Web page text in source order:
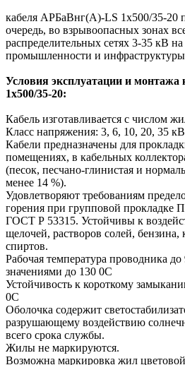
кабеля АРБаВнг(A)-LS 1х500/35-20
очередь, во взрывоопасных зонах
распределительных сетях 3-35 кВ на
промышленности и
Условия эксплуатации и
1х500/35-20:
Кабель изготавливается с числом
Класс напряжения: 3, 6, 10, 20, 35
Кабели предназначены для
помещениях, в кабельных
(песок, песчано-глинистая и
менее 14 %).
Удовлетворяют требованиям
горения при групповой прокладке
ГОСТ Р 53315. Устойчивы к
щелочей, растворов солей, бензина,
спиртов.
Рабочая температура проводника
значениями до 130 0С
Устойчивость к короткому
0С
Оболочка содержит
разрушающему воздействию
всего срока службы.
Жилы не маркируются.
Возможна маркировка жил